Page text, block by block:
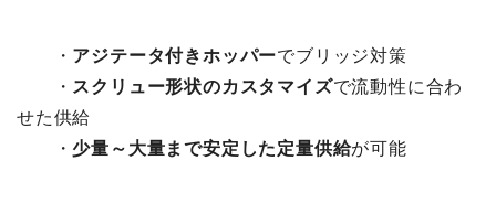
・ アジテータ付きホッパーでブリッジ対策
・ スクリュー形状のカスタマイズで流動性に合わ
せた供給
・ 少量～大量まで安定した定量供給が可能